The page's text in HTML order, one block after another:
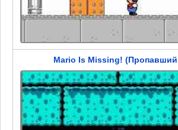
Mario Is Missing!